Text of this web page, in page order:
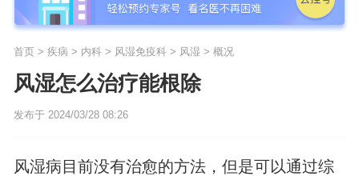
首页> 疾病 > 内科> 风湿免疫科> 风湿 > 概况
风湿怎么治疗能根除
发布于 2024/03/28 08:26
风湿病目前没有治愈的方法，但是可以通过综